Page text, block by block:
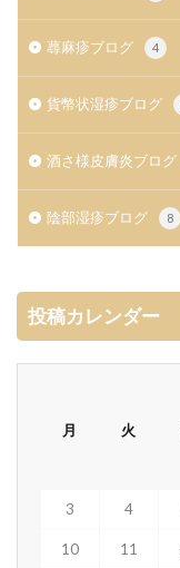
蕁麻疹ブログ 4
貨幣状湿疹ブログ
酒さ様皮膚炎ブログ
陰部湿疹ブログ 8
投稿カレンダー
月 火
3 4
10 11